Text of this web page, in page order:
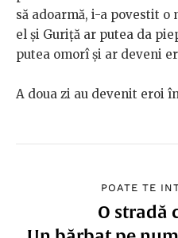
să adoarmă, i-a povestit o
el și Guriță ar putea da
putea omorî și ar deveni
A doua zi au devenit eroi
POATE TE
O stradă